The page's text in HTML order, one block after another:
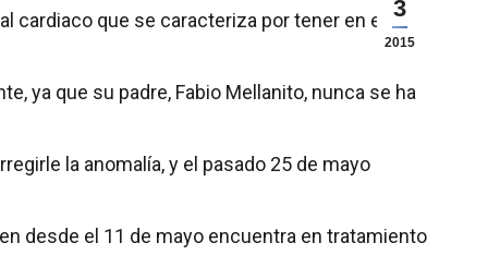
3
2015
cardiaco que se caracteriza por tener en el
ya que su padre, Fabio Mellanito, nunca se ha
la anomalía, y el pasado 25 de mayo
desde el 11 de mayo encuentra en tratamiento